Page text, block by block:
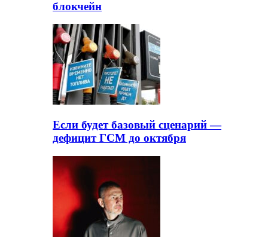
блокчейн
Если будет базовый сценарий —
дефицит ГСМ до октября